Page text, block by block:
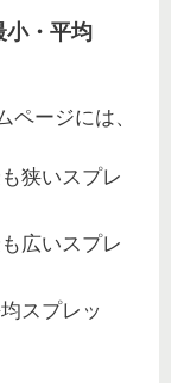
小・平均
ージには、
狭いスプレ
広いスプレ
スプレッ